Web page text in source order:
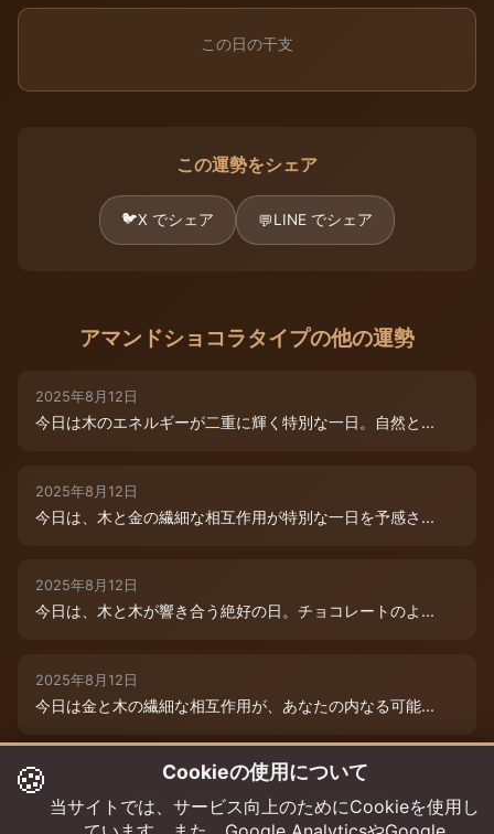
この日の干支
この運勢をシェア
🐦X でシェア 💬LINE でシェア
アマンドショコラタイプの他の運勢
2025年8月12日
今日は木のエネルギーが二重に輝く特別な一日。自然と...
2025年8月12日
今日は、木と金の繊細な相互作用が特別な一日を予感さ...
2025年8月12日
今日は、木と木が響き合う絶好の日。チョコレートのよ...
2025年8月12日
今日は金と木の繊細な相互作用が、あなたの内なる可能...
2025年8月9日
今日は木と木が重なる特別な日。内なる創造性が高まり...
🍪 Cookieの使用について
当サイトでは、サービス向上のためにCookieを使用し